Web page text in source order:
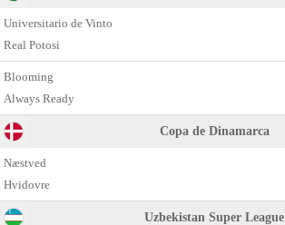
Universitario de Vinto
Real Potosi
Blooming
Always Ready
Copa de Dinamarca
Næstved
Hvidovre
Uzbekistan Super League